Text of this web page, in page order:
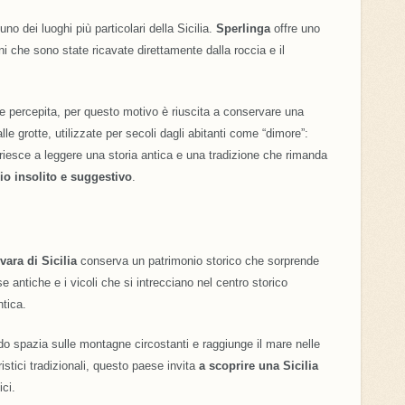
dei luoghi più particolari della Sicilia. Sperlinga offre uno
che sono state ricavate direttamente dalla roccia e il
percepita, per questo motivo è riuscita a conservare una
grotte, utilizzate per secoli dagli abitanti come “dimore”:
a leggere una storia antica e una tradizione che rimanda
insolito e suggestivo
di Sicilia conserva un patrimonio storico che sorprende
antiche e i vicoli che si intrecciano nel centro storico
spazia sulle montagne circostanti e raggiunge il mare nelle
tradizionali, questo paese invita a scoprire una Sicilia